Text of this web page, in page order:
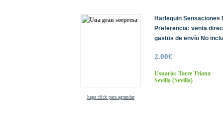
haga click para agrandar
Harlequin Sensaciones
Preferencia: venta
gastos de envío No
2.00€
Usuario: Torre Triana
Sevilla (Sevilla)